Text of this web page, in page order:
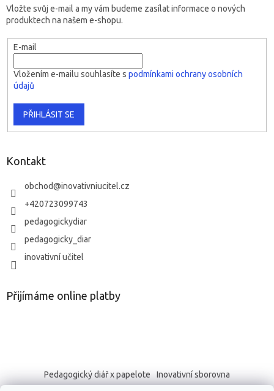
Vložte svůj e-mail a my vám budeme zasílat informace o nových
produktech na našem e-shopu.
E-mail
Vložením e-mailu souhlasíte s podmínkami ochrany osobních
údajů
PŘIHLÁSIT SE
Kontakt
obchod@inovativniucitel.cz
+420723099743
pedagogickydiar
pedagogicky_diar
inovativní učitel
Přijímáme online platby
Pedagogický diář x papelote Inovativní sborovna